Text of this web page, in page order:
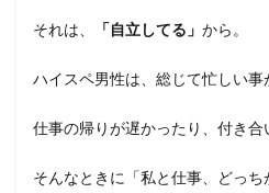
それは、 「自立してる」 から。
ハイスペ男性は、総じて忙しい事
仕事の帰りが遅かったり、付き合
そんなときに「私と仕事、どっ